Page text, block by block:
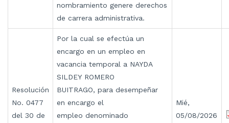
nombramiento genere derechos
de carrera administrativa.
Resolución
No. 0477
del 30 de
Por la cual se efectúa un
encargo en un empleo en
vacancia temporal a NAYDA
SILDEY ROMERO
BUITRAGO, para desempeñar
en encargo el
empleo denominado
Mié,
05/08/2026